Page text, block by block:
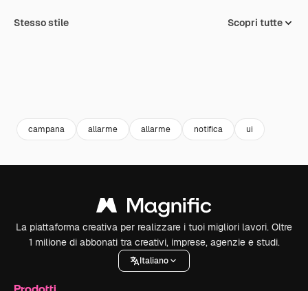
Stesso stile Scopri tutte
campana allarme allarme notifica ui
La piattaforma creativa per realizzare i tuoi migliori lavori. Oltre
1 milione di abbonati tra creativi, imprese, agenzie e studi.
Italiano